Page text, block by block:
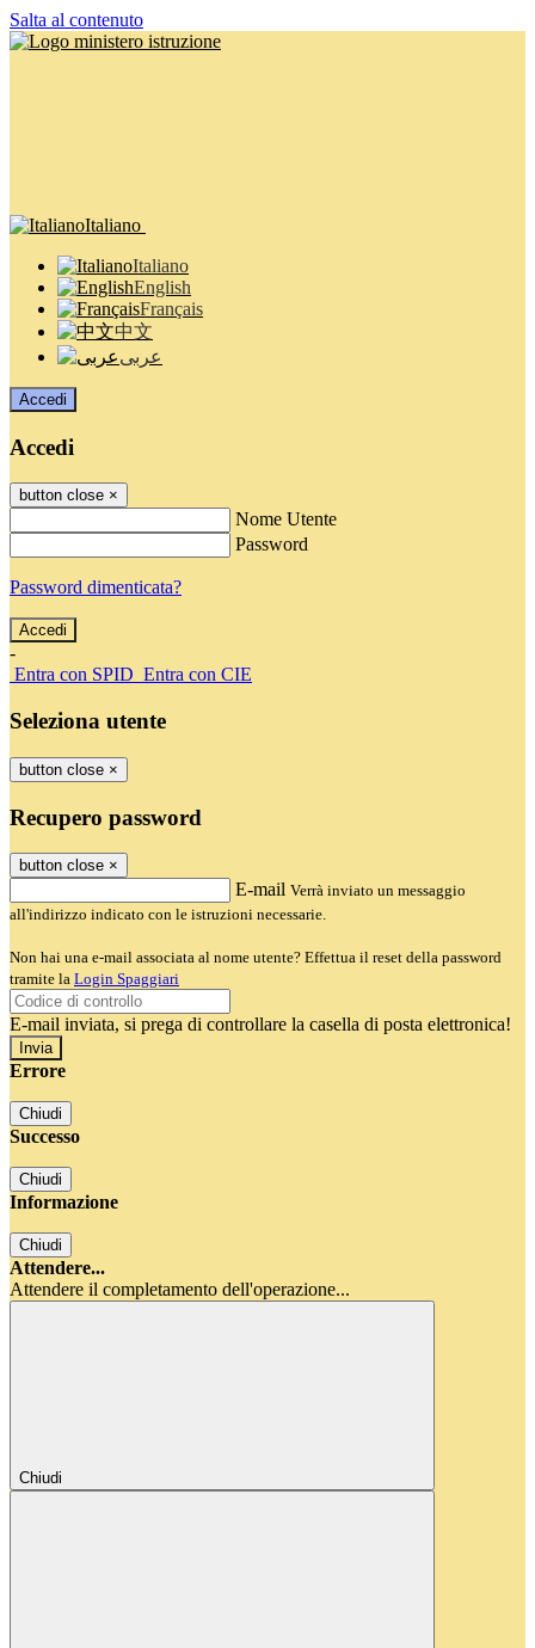
Salta al contenuto
Italiano
Italiano
English
Français
中文
عربى
Accedi
Accedi
button close ×
Nome Utente
Password
Password dimenticata?
-
Entra con SPID Entra con CIE
Seleziona utente
button close ×
Recupero password
button close ×
E-mail Verrà inviato un messaggio
all'indirizzo indicato con le istruzioni necessarie.
Non hai una e-mail associata al nome utente? Effettua il reset della password
tramite la Login Spaggiari
E-mail inviata, si prega di controllare la casella di posta elettronica!
Errore
Chiudi
Successo
Chiudi
Informazione
Chiudi
Attendere...
Attendere il completamento dell'operazione...
Chiudi